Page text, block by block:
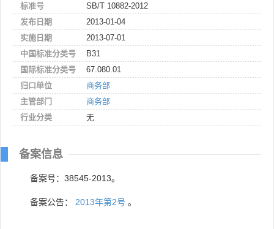
标准号
SB/T 10882-2012
发布日期
2013-01-04
实施日期
2013-07-01
中国标准分类号
B31
国际标准分类号
67.080.01
归口单位
商务部
主管部门
商务部
行业分类
无
备案信息
备案号：38545-2013。
备案公告： 2013年第2号 。